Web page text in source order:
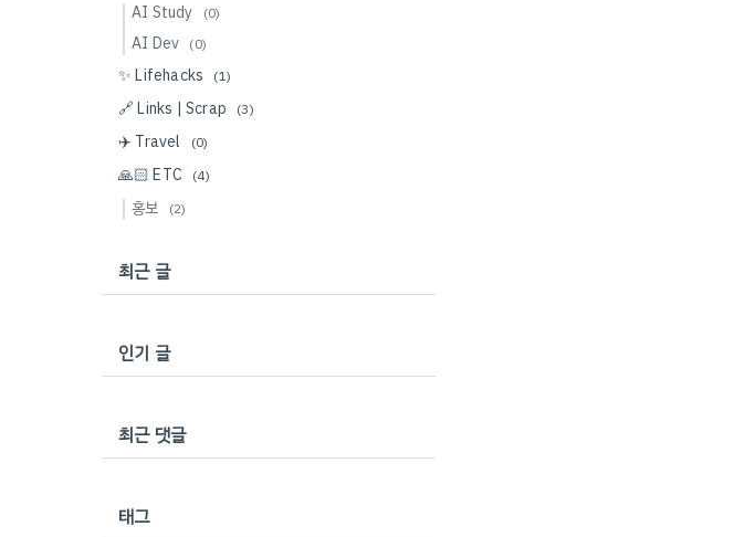
AI Study (0)
AI Dev (0)
✨ Lifehacks (1)
🔗 Links | Scrap (3)
✈️ Travel (0)
🙏🏻 ETC (4)
홍보 (2)
최근 글
인기 글
최근 댓글
태그